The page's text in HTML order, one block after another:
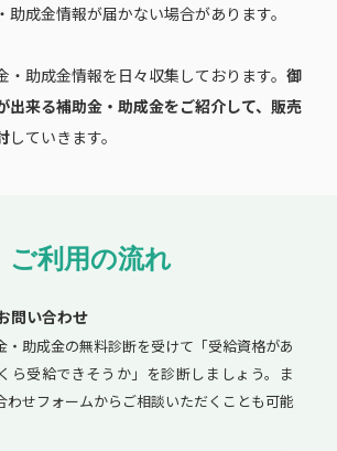
成金情報が届かない場合があります。
・助成金情報を日々収集しております。 御
出来る補助金・助成金をご紹介して、販売
していきます。
ご利用の流れ
問い合わせ
・助成金の無料診断を受けて「受給資格があ
ら受給できそうか」を診断しましょう。ま
わせフォームからご相談いただくことも可能